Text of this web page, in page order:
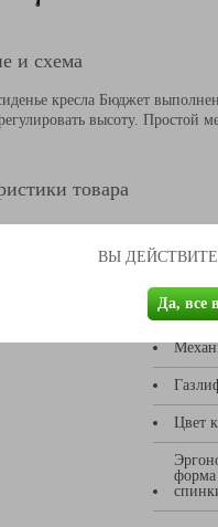
ВЫ
Да, все
и схема
кресла Бюджет
высоту.
товара
Цвет
форма